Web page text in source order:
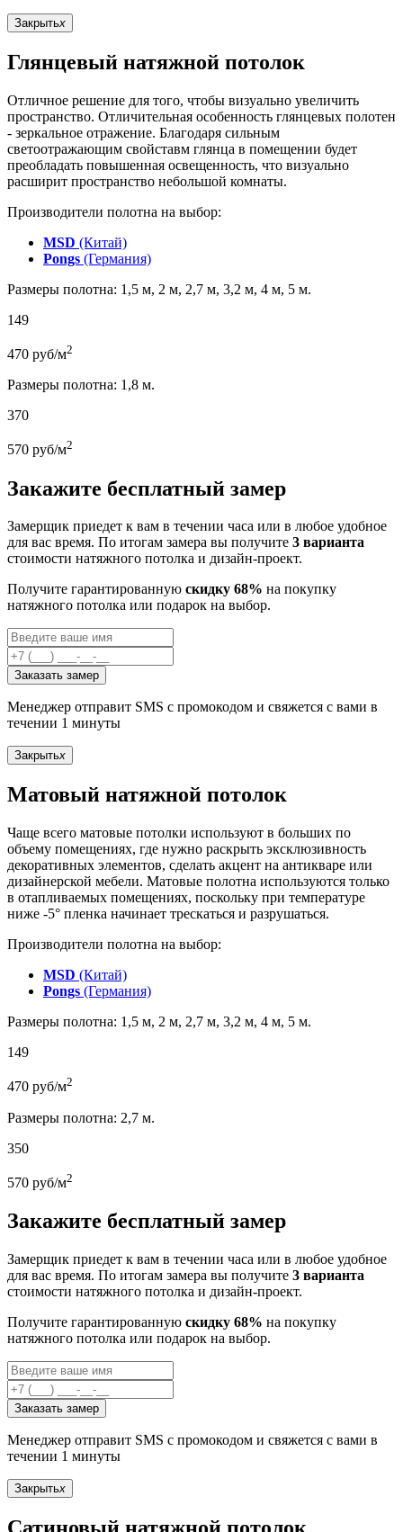
Закрытьx
Глянцевый натяжной потолок
Отличное решение для того, чтобы визуально увеличить
пространство. Отличительная особенность глянцевых полотен
- зеркальное отражение. Благодаря сильным
светоотражающим свойставм глянца в помещении будет
преобладать повышенная освещенность, что визуально
расширит пространство небольшой комнаты.
Производители полотна на выбор:
MSD (Китай)
Pongs (Германия)
Размеры полотна: 1,5 м, 2 м, 2,7 м, 3,2 м, 4 м, 5 м.
149
470 руб/м2
Размеры полотна: 1,8 м.
370
570 руб/м2
Закажите бесплатный замер
Замерщик приедет к вам в течении часа или в любое удобное
для вас время. По итогам замера вы получите 3 варианта
стоимости натяжного потолка и дизайн-проект.
Получите гарантированную скидку 68% на покупку
натяжного потолка или подарок на выбор.
Заказать замер
Менеджер отправит SMS с промокодом и свяжется с вами в
течении 1 минуты
Закрытьx
Матовый натяжной потолок
Чаще всего матовые потолки используют в больших по
объему помещениях, где нужно раскрыть эксклюзивность
декоративных элементов, сделать акцент на антикваре или
дизайнерской мебели. Матовые полотна используются только
в отапливаемых помещениях, поскольку при температуре
ниже -5° пленка начинает трескаться и разрушаться.
Производители полотна на выбор:
MSD (Китай)
Pongs (Германия)
Размеры полотна: 1,5 м, 2 м, 2,7 м, 3,2 м, 4 м, 5 м.
149
470 руб/м2
Размеры полотна: 2,7 м.
350
570 руб/м2
Закажите бесплатный замер
Замерщик приедет к вам в течении часа или в любое удобное
для вас время. По итогам замера вы получите 3 варианта
стоимости натяжного потолка и дизайн-проект.
Получите гарантированную скидку 68% на покупку
натяжного потолка или подарок на выбор.
Заказать замер
Менеджер отправит SMS с промокодом и свяжется с вами в
течении 1 минуты
Закрытьx
Сатиновый натяжной потолок